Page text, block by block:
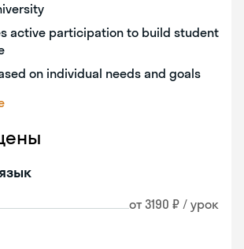
active participation to build student
on individual needs and goals
от 3190 ₽ / урок